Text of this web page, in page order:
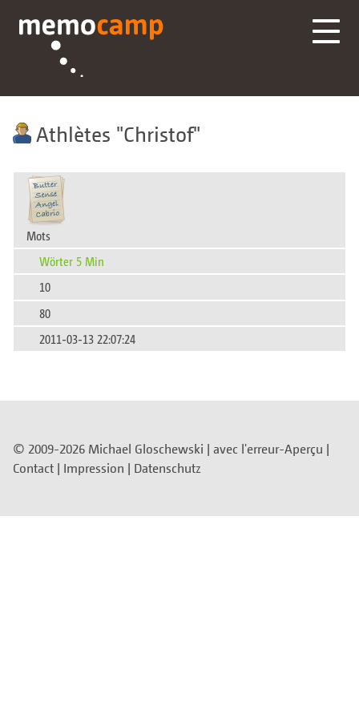
Athlètes Christof
Mots
Wörter 5 Min
10
80
2011-03-13 22:07:24
© 2009-2026 Michael Gloschewski | avec l'erreur-Aperçu |
Contact | Impression | Datenschutz